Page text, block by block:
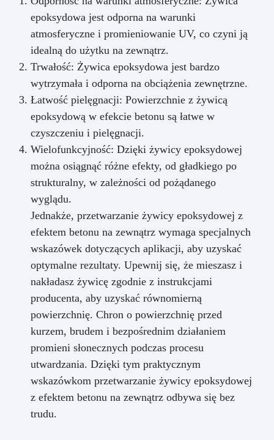
epoksydowa jest odporna na warunki
atmosferyczne i promieniowanie UV, co czyni ją
idealną do użytku na zewnątrz.
Trwałość: Żywica epoksydowa jest bardzo
wytrzymała i odporna na obciążenia zewnętrzne.
Łatwość pielęgnacji: Powierzchnie z żywicą
epoksydową w efekcie betonu są łatwe w
czyszczeniu i pielęgnacji.
Wielofunkcyjność: Dzięki żywicy epoksydowej
można osiągnąć różne efekty, od gładkiego po
strukturalny, w zależności od pożądanego
wyglądu.
Jednakże, przetwarzanie żywicy epoksydowej z
efektem betonu na zewnątrz wymaga specjalnych
wskazówek dotyczących aplikacji, aby uzyskać
optymalne rezultaty. Upewnij się, że mieszasz i
nakładasz żywicę zgodnie z instrukcjami
producenta, aby uzyskać równomierną
powierzchnię. Chron o powierzchnię przed
kurzem, brudem i bezpośrednim działaniem
promieni słonecznych podczas procesu
utwardzania. Dzięki tym praktycznym
wskazówkom przetwarzanie żywicy epoksydowej
z efektem betonu na zewnątrz odbywa się bez
trudu.